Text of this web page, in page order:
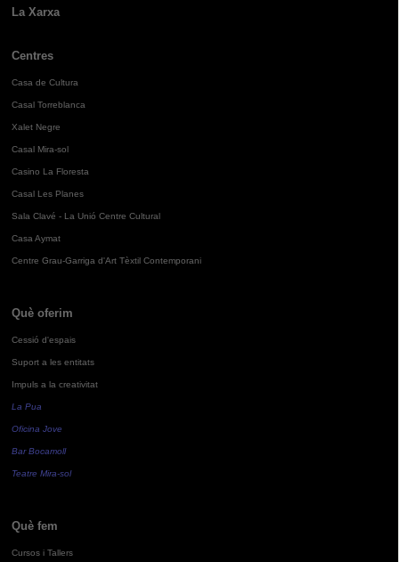
La Xarxa
Centres
Casa de Cultura
Casal Torreblanca
Xalet Negre
Casal Mira-sol
Casino La Floresta
Casal Les Planes
Sala Clavé - La Unió Centre Cultural
Casa Aymat
Centre Grau-Garriga d'Art Tèxtil Contemporani
Què oferim
Cessió d'espais
Suport a les entitats
Impuls a la creativitat
La Pua
Oficina Jove
Bar Bocamoll
Teatre Mira-sol
Què fem
Cursos i Tallers